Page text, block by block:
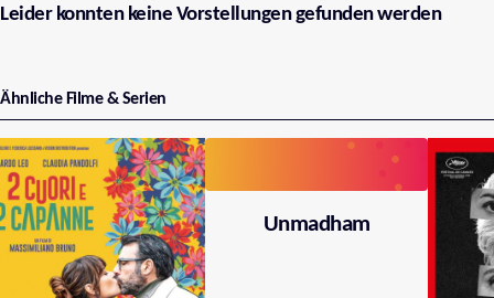
Leider konnten keine Vorstellungen gefunden werden
Ähnliche Filme & Serien
Unmadham